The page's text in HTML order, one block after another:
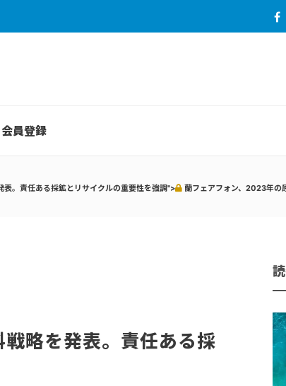
会員登録
。責任ある採鉱とリサイクルの重要性を強調"> 蘭フェアフォン、2023年の
略を発表。責任ある採